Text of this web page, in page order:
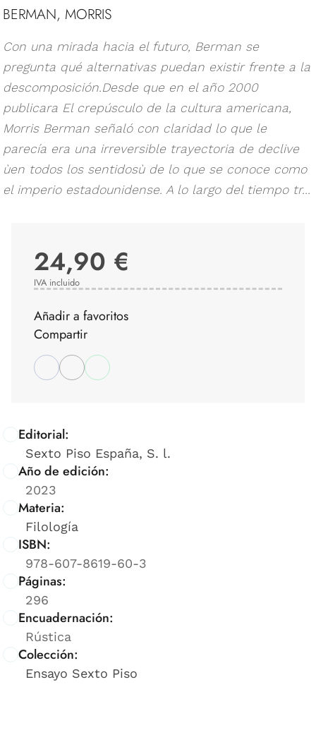
BERMAN, MORRIS
Con una mirada hacia el futuro, Berman se
pregunta qué alternativas puedan existir frente a la
descomposición.Desde que en el año 2000
publicara El crepúsculo de la cultura americana,
Morris Berman señaló con claridad lo que le
parecía era una irreversible trayectoria de declive
ùen todos los sentidosù de lo que se conoce como
el imperio estadounidense. A lo largo del tiempo tr...
Editorial:
Sexto Piso España, S. l.
Año de edición:
2023
Materia:
Filología
ISBN:
978-607-8619-60-3
Páginas:
296
Encuadernación:
Rústica
Colección:
Ensayo Sexto Piso
24,90 €
IVA incluido
Añadir a favoritos
Compartir